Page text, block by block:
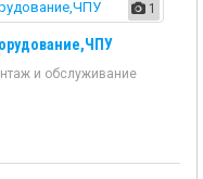
1
и обслуживание